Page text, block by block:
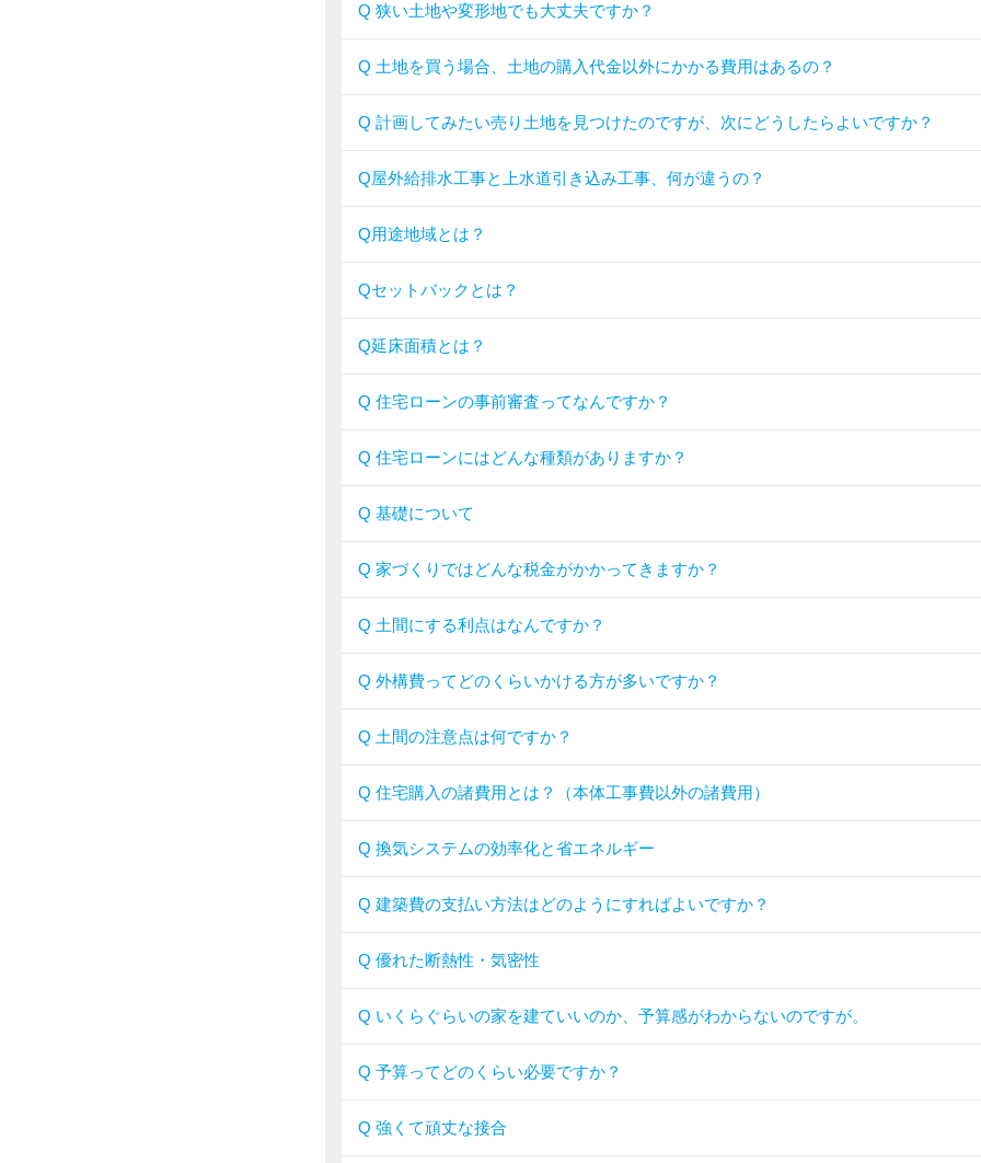
Q 狭い土地や変形地でも大丈夫ですか？
Q 土地を買う場合、土地の購入代金以外にかかる費用はあるの？
Q 計画してみたい売り土地を見つけたのですが、次にどうしたらよいですか？
Q屋外給排水工事と上水道引き込み工事、何が違うの？
Q用途地域とは？
Qセットバックとは？
Q延床面積とは？
Q 住宅ローンの事前審査ってなんですか？
Q 住宅ローンにはどんな種類がありますか？
Q 基礎について
Q 家づくりではどんな税金がかかってきますか？
Q 土間にする利点はなんですか？
Q 外構費ってどのくらいかける方が多いですか？
Q 土間の注意点は何ですか？
Q 住宅購入の諸費用とは？（本体工事費以外の諸費用）
Q 換気システムの効率化と省エネルギー
Q 建築費の支払い方法はどのようにすればよいですか？
Q 優れた断熱性・気密性
Q いくらぐらいの家を建ていいのか、予算感がわからないのですが。
Q 予算ってどのくらい必要ですか？
Q 強くて頑丈な接合